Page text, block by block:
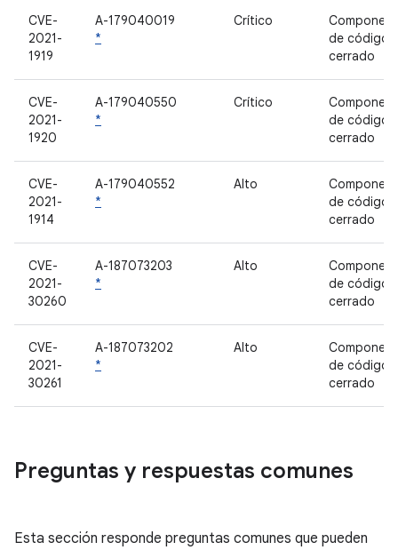
CVE-
2021-
1919
A-179040019
*
Crítico
de código
cerrado
CVE-
2021-
1920
A-179040550
*
Crítico
de código
cerrado
CVE-
2021-
1914
A-179040552
*
Alto
de código
cerrado
CVE-
2021-
30260
A-187073203
*
Alto
de código
cerrado
CVE-
2021-
30261
A-187073202
*
Alto
de código
cerrado
Preguntas y respuestas comunes
Esta sección responde preguntas comunes que pueden